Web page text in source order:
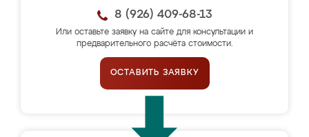
8 (926) 409-68-13
Или оставьте заявку на сайте для консультации и
предварительного расчёта стоимости.
ОСТАВИТЬ ЗАЯВКУ